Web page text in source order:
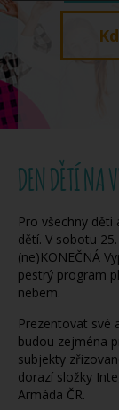
DEN DĚTÍ NA
Pro všechny
dětí. V sobotu
(ne)KONEČNÁ
pestrý program
nebem.
Prezentovat své
budou zejména
subjekty
dorazí složky
Armáda ČR.